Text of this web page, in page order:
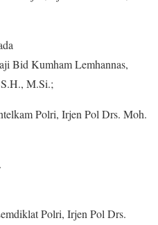
Bid Kumham Lemhannas,
M.Si.;
Polri, Irjen Pol Drs. Moh.
Polri, Irjen Pol Drs.